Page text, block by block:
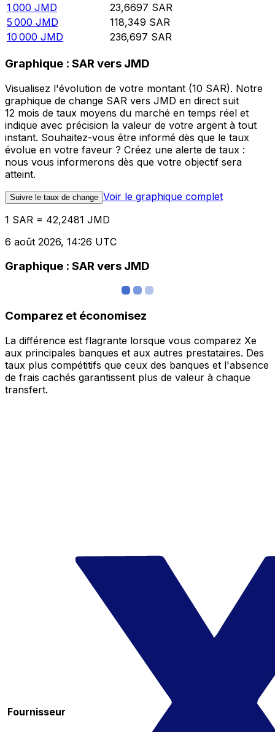
1 000 JMD 23,6697 SAR
5 000 JMD 118,349 SAR
10 000 JMD 236,697 SAR
Graphique : SAR vers JMD
Visualisez l'évolution de votre montant (10 SAR). Notre
graphique de change SAR vers JMD en direct suit
12 mois de taux moyens du marché en temps réel et
indique avec précision la valeur de votre argent à tout
instant. Souhaitez-vous être informé dès que le taux
évolue en votre faveur ? Créez une alerte de taux :
nous vous informerons dès que votre objectif sera
atteint.
Suivre le taux de change Voir le graphique complet
1 SAR = 42,2481 JMD
6 août 2026, 14:26 UTC
Graphique : SAR vers JMD
Comparez et économisez
La différence est flagrante lorsque vous comparez Xe
aux principales banques et aux autres prestataires. Des
taux plus compétitifs que ceux des banques et l'absence
de frais cachés garantissent plus de valeur à chaque
transfert.
Fournisseur